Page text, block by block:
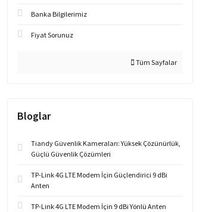
Banka Bilgilerimiz
Fiyat Sorunuz
Tüm Sayfalar
Bloglar
Tiandy Güvenlik Kameraları: Yüksek Çözünürlük,
Güçlü Güvenlik Çözümleri
TP-Link 4G LTE Modem İçin Güçlendirici 9 dBi
Anten
TP-Link 4G LTE Modem İçin 9 dBi Yönlü Anten